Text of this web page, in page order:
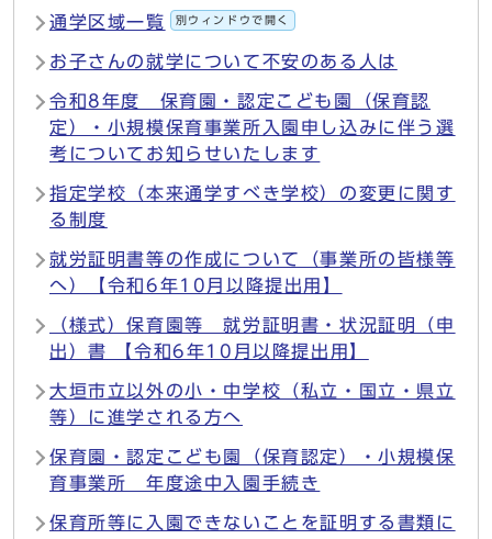
通学区域一覧 別ウィンドウで開く
お子さんの就学について不安のある人は
令和8年度 保育園・認定こども園（保育認
定）・小規模保育事業所入園申し込みに伴う選
考についてお知らせいたします
指定学校（本来通学すべき学校）の変更に関す
る制度
就労証明書等の作成について（事業所の皆様等
へ）【令和6年10月以降提出用】
（様式）保育園等 就労証明書・状況証明（申
出）書 【令和6年10月以降提出用】
大垣市立以外の小・中学校（私立・国立・県立
等）に進学される方へ
保育園・認定こども園（保育認定）・小規模保
育事業所 年度途中入園手続き
保育所等に入園できないことを証明する書類に